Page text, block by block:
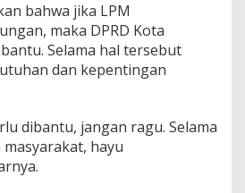
bahwa jika LPM
maka DPRD Kota
Selama hal tersebut
dan kepentingan
dibantu, jangan ragu. Selama
hayu